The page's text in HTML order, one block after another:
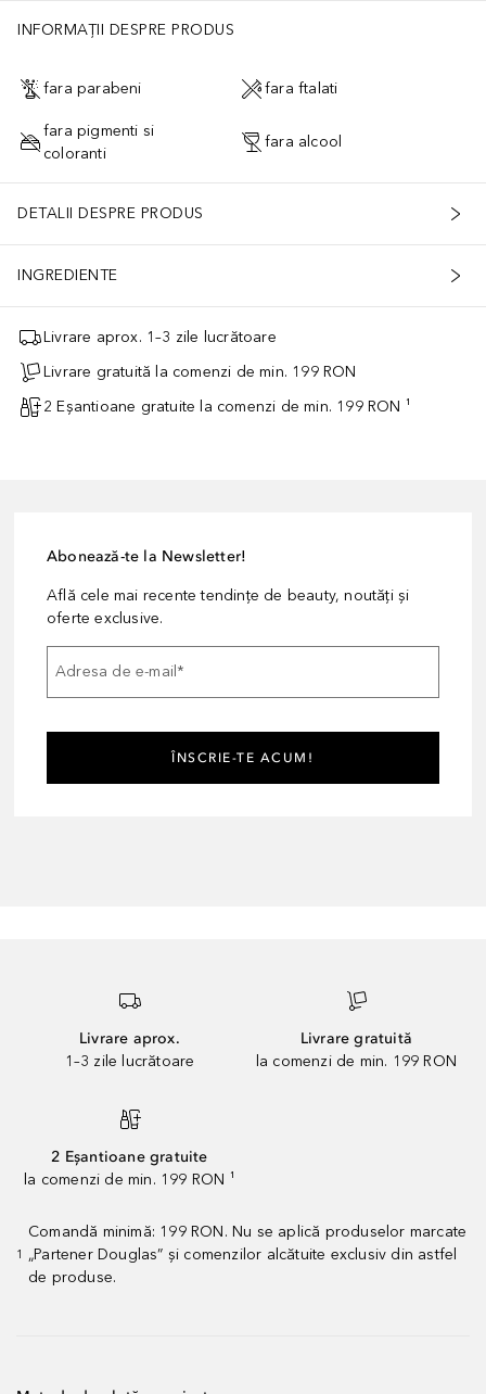
INFORMAȚII DESPRE PRODUS
fara parabeni fara ftalati
fara pigmenti si
coloranti
fara alcool
DETALII DESPRE PRODUS
INGREDIENTE
Livrare aprox. 1–3 zile lucrătoare
Livrare gratuită la comenzi de min. 199 RON
2 Eșantioane gratuite la comenzi de min. 199 RON ¹
Abonează-te la Newsletter!
Află cele mai recente tendințe de beauty, noutăți și
oferte exclusive.
Adresa de e-mail*
ÎNSCRIE-TE ACUM!
Livrare aprox.
1–3 zile lucrătoare
Livrare gratuită
la comenzi de min. 199 RON
2 Eșantioane gratuite
la comenzi de min. 199 RON ¹
1
Comandă minimă: 199 RON. Nu se aplică produselor marcate
„Partener Douglas” și comenzilor alcătuite exclusiv din astfel
de produse.